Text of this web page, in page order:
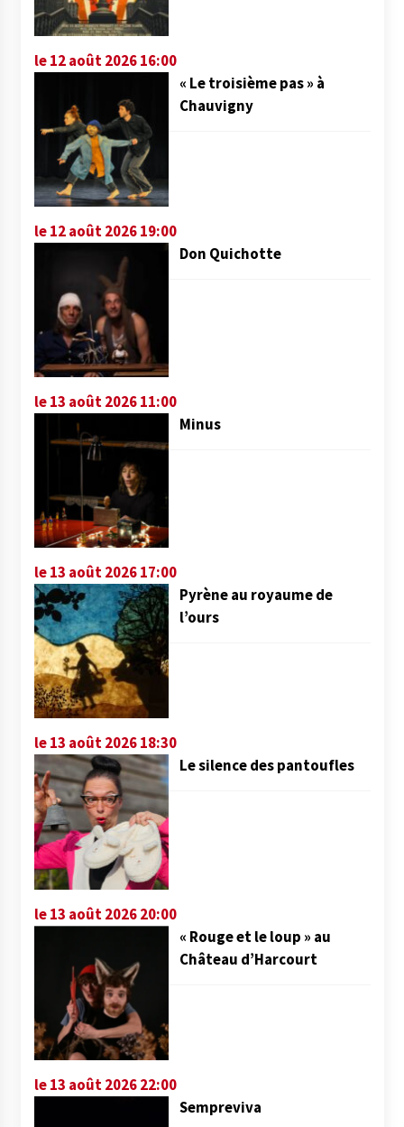
le 12 août 2026 16:00
« Le troisième pas » à
Chauvigny
le 12 août 2026 19:00
Don Quichotte
le 13 août 2026 11:00
Minus
le 13 août 2026 17:00
Pyrène au royaume de
l’ours
le 13 août 2026 18:30
Le silence des pantoufles
le 13 août 2026 20:00
« Rouge et le loup » au
Château d’Harcourt
le 13 août 2026 22:00
Sempreviva